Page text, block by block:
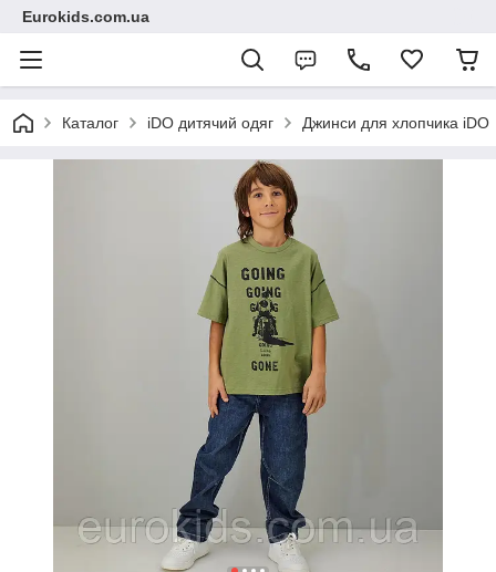
Eurokids.com.ua
Каталог iDO дитячий одяг Джинси для хлопчика iDO